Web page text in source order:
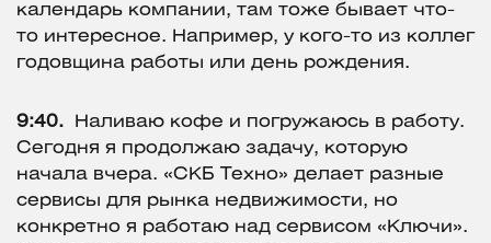
календарь компании, там тоже бывает что-
то интересное. Например, у кого-то из коллег
годовщина работы или день рождения.
9:40.
Наливаю кофе и погружаюсь в работу.
Сегодня я продолжаю задачу, которую
начала вчера. «СКБ Техно» делает разные
сервисы для рынка недвижимости, но
конкретно я работаю над сервисом «Ключи».